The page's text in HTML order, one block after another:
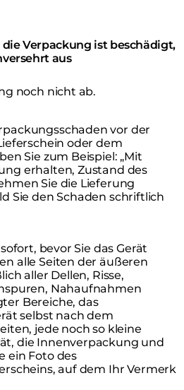
die Verpackung ist beschädigt,
aus
noch nicht ab.
vor der
oder dem
Sie zum Beispiel: „Mit
erhalten, Zustand des
Sie die Lieferung
Sie den Schaden schriftlich
bevor Sie das Gerät
alle Seiten der äußeren
aller Dellen, Risse,
Nahaufnahmen
Bereiche, das
selbst nach dem
jede noch so kleine
die Innenverpackung und
ein Foto des
auf dem Ihr Vermerk